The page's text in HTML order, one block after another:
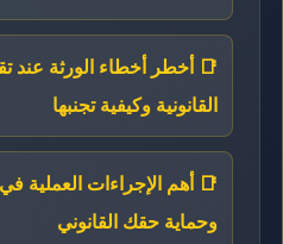
📑 أخطر أخطاء الورثة عند
القانونية وكيفية تجنبها
📑 أهم الإجراءات العملية
وحماية حقك القانوني